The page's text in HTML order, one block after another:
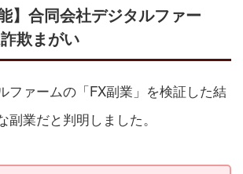
】合同会社デジタルファー
欺まがい
ファームの「FX副業」を検証した結
業だと判明しました。